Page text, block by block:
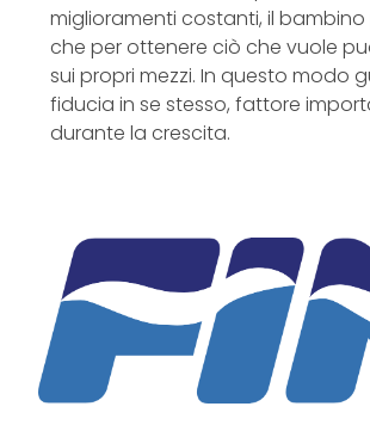
miglioramenti costanti, il
che per ottenere ciò che vuole
sui propri mezzi. In questo modo
fiducia in se stesso, fattore
durante la crescita.